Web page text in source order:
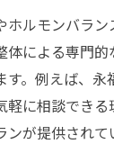
後整体を選ぶ際
永福町の整体
ホルモンバラ
体による専門的
す。例えば、永
軽に相談でき
が提供されて